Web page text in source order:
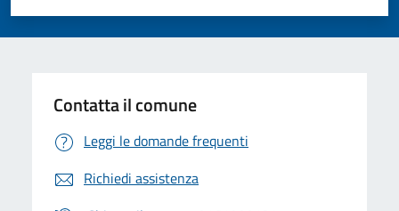
Valuta 5 stelle su 5
Valuta 4 stelle su 5
Valuta 3 stelle su 5
Valuta 2 stelle su 5
Valuta 1 stelle su 5
Contatta il comune
Leggi le domande frequenti
Richiedi assistenza